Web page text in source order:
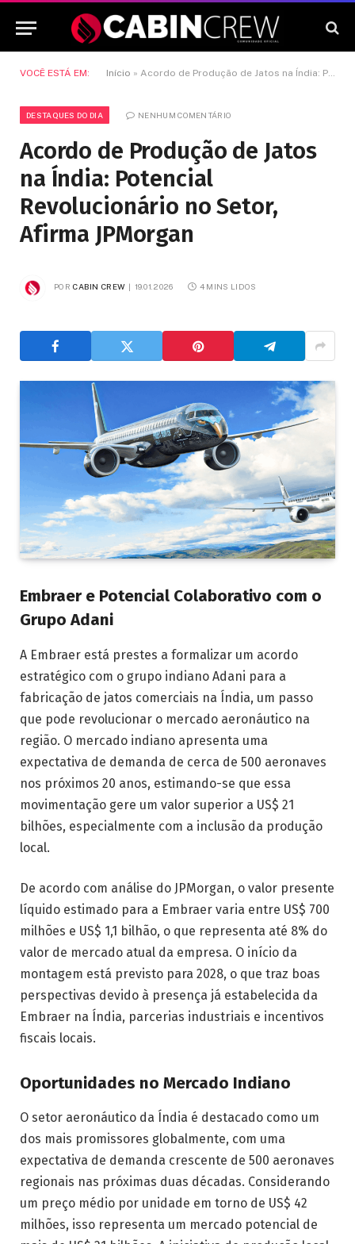
VOCÊ ESTÁ EM: Início » Acordo de Produção de Jatos na Índia: Potencial Revolucionário no Setor, Afirma JPMorgan
DESTAQUES DO DIA NENHUM COMENTÁRIO
Acordo de Produção de Jatos
na Índia: Potencial
Revolucionário no Setor,
Afirma JPMorgan
POR CABIN CREW 19.01.2026 4 MINS LIDOS
Embraer e Potencial Colaborativo com o
Grupo Adani
A Embraer está prestes a formalizar um acordo
estratégico com o grupo indiano Adani para a
fabricação de jatos comerciais na Índia, um passo
que pode revolucionar o mercado aeronáutico na
região. O mercado indiano apresenta uma
expectativa de demanda de cerca de 500 aeronaves
nos próximos 20 anos, estimando-se que essa
movimentação gere um valor superior a US$ 21
bilhões, especialmente com a inclusão da produção
local.
De acordo com análise do JPMorgan, o valor presente
líquido estimado para a Embraer varia entre US$ 700
milhões e US$ 1,1 bilhão, o que representa até 8% do
valor de mercado atual da empresa. O início da
montagem está previsto para 2028, o que traz boas
perspectivas devido à presença já estabelecida da
Embraer na Índia, parcerias industriais e incentivos
fiscais locais.
Oportunidades no Mercado Indiano
O setor aeronáutico da Índia é destacado como um
dos mais promissores globalmente, com uma
expectativa de demanda crescente de 500 aeronaves
regionais nas próximas duas décadas. Considerando
um preço médio por unidade em torno de US$ 42
milhões, isso representa um mercado potencial de